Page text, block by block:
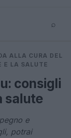
⌕
⌕ ×
ALLA CURA DEL
E LA SALUTE
consigli
salute
e
potrai